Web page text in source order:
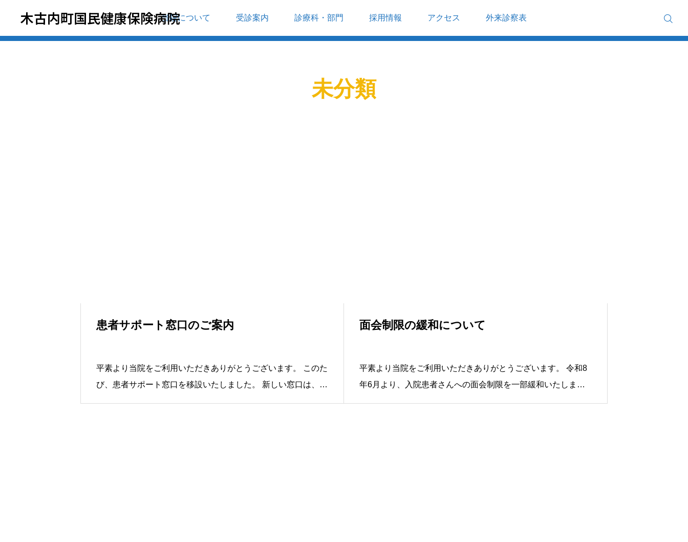
木古内町国民健康保険病院当院について 受診案内 診療科・部門 採用情報 アクセス 外来診察表
大事なお知らせ
未分類
患者サポート窓口のご案内
平素より当院をご利用いただきありがとうございます。 このた
び、患者サポート窓口を移設いたしました。 新しい窓口は、１
面会制限の緩和について
平素より当院をご利用いただきありがとうございます。 令和8
年6月より、入院患者さんへの面会制限を一部緩和いたしま